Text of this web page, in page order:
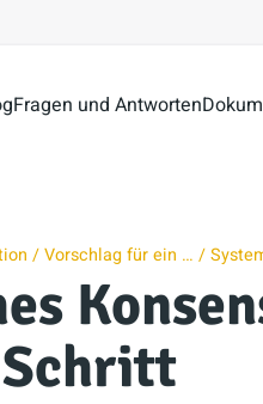
Fragen und Antworten
Vorschlag für ein …